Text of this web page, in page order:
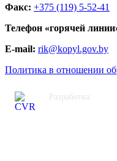
Факс: +375 (119) 5-52-41
Телефон «горячей
E-mail: rik@kopyl.gov.by
Политика в отношении
Разработка: